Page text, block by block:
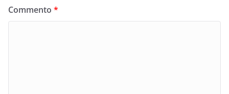
Commento *